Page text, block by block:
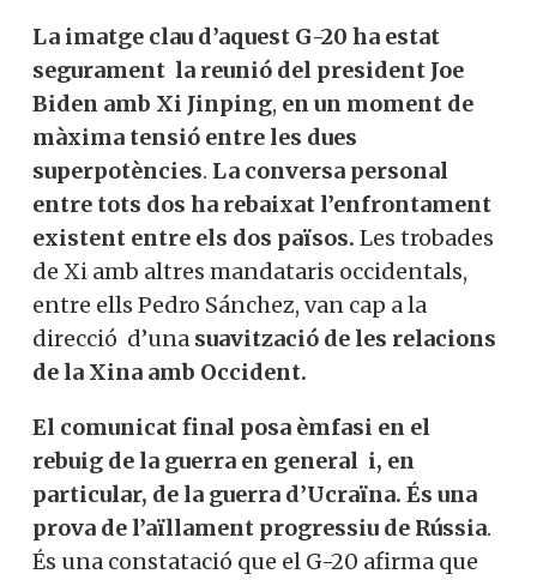
La imatge clau d’aquest G-20 ha estat
segurament la reunió del president Joe
Biden amb Xi Jinping, en un moment de
màxima tensió entre les dues
superpotències. La conversa personal
entre tots dos ha rebaixat l’enfrontament
existent entre els dos països. Les trobades
de Xi amb altres mandataris occidentals,
entre ells Pedro Sánchez, van cap a la
direcció d’una suavització de les relacions
de la Xina amb Occident.
El comunicat final posa èmfasi en el
rebuig de la guerra en general i, en
particular, de la guerra d’Ucraïna. És una
prova de l’aïllament progressiu de Rússia.
És una constatació que el G-20 afirma que